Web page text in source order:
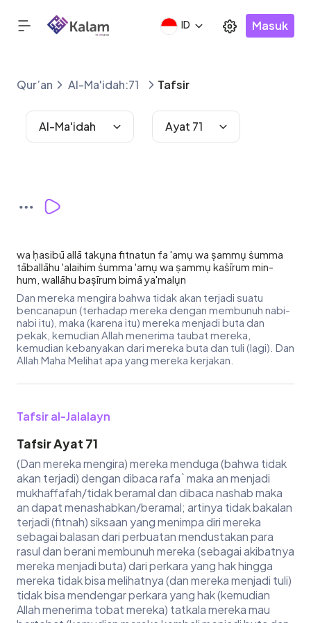
ID Masuk
Qur’an Al-Ma'idah:71 Tafsir
Al-Ma'idah Ayat 71
wa ḥasibū allā takụna fitnatun fa 'amụ wa ṣammụ ṡumma
tāballāhu 'alaihim ṡumma 'amụ wa ṣammụ kaṡīrum min-
hum, wallāhu baṣīrum bimā ya'malụn
Dan mereka mengira bahwa tidak akan terjadi suatu
bencanapun (terhadap mereka dengan membunuh nabi-
nabi itu), maka (karena itu) mereka menjadi buta dan
pekak, kemudian Allah menerima taubat mereka,
kemudian kebanyakan dari mereka buta dan tuli (lagi). Dan
Allah Maha Melihat apa yang mereka kerjakan.
Tafsir al-Jalalayn
Tafsir Ayat 71
(Dan mereka mengira) mereka menduga (bahwa tidak
akan terjadi) dengan dibaca rafa` maka an menjadi
mukhaffafah/tidak beramal dan dibaca nashab maka
an dapat menashabkan/beramal; artinya tidak bakalan
terjadi (fitnah) siksaan yang menimpa diri mereka
sebagai balasan dari perbuatan mendustakan para
rasul dan berani membunuh mereka (sebagai akibatnya
mereka menjadi buta) dari perkara yang hak hingga
mereka tidak bisa melihatnya (dan mereka menjadi tuli)
tidak bisa mendengar perkara yang hak (kemudian
Allah menerima tobat mereka) tatkala mereka mau